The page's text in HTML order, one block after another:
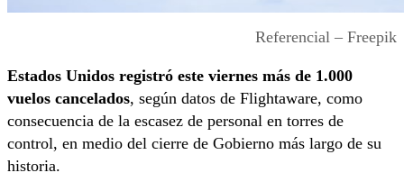
Referencial – Freepik
Estados Unidos registró este viernes más de 1.000
vuelos cancelados, según datos de Flightaware, como
consecuencia de la escasez de personal en torres de
control, en medio del cierre de Gobierno más largo de su
historia.